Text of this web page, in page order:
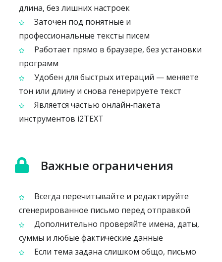
длина, без лишних настроек
Заточен под понятные и
профессиональные тексты писем
Работает прямо в браузере, без установки
программ
Удобен для быстрых итераций — меняете
тон или длину и снова генерируете текст
Является частью онлайн‑пакета
инструментов i2TEXT
Важные ограничения
Всегда перечитывайте и редактируйте
сгенерированное письмо перед отправкой
Дополнительно проверяйте имена, даты,
суммы и любые фактические данные
Если тема задана слишком общо, письмо